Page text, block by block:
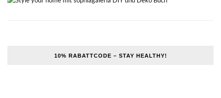
10% RABATTCODE – STAY HEALTHY!